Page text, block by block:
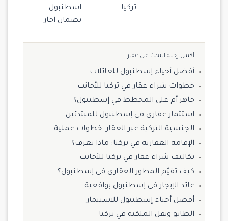
تركيا
اسطنبول
بضمان اجار
أكمل رحلة البحث عن عقار
أفضل أحياء إسطنبول للعائلات
خطوات شراء عقار في تركيا للأجانب
جاهز أم على المخطط في إسطنبول؟
استثمار عقاري في إسطنبول للمبتدئين
الجنسية التركية عبر العقار: خطوات عملية
الإقامة العقارية في تركيا: ماذا تعرف؟
تكاليف شراء عقار في تركيا للأجانب
كيف تقيّم المطور العقاري في إسطنبول؟
عائد الإيجار في إسطنبول بواقعية
أفضل أحياء إسطنبول للاستثمار
الطابو ونقل الملكية في تركيا